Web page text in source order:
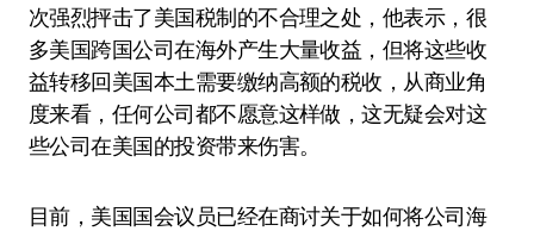
次强烈抨击了美国税制的不合理之处，他表示，很
多美国跨国公司在海外产生大量收益，但将这些收
益转移回美国本土需要缴纳高额的税收，从商业角
度来看，任何公司都不愿意这样做，这无疑会对这
些公司在美国的投资带来伤害。
目前，美国国会议员已经在商讨关于如何将公司海